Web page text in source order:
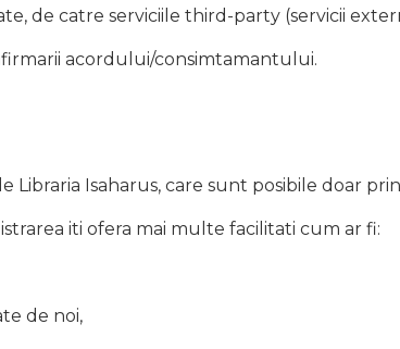
de catre serviciile third-party (servicii
acordului/consimtamantului.
Libraria Isaharus, care sunt posibile doar
iti ofera mai multe facilitati cum ar fi:
de noi,